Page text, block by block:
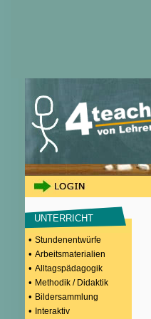
UNTERRICHT
• Stundenentwürfe
• Arbeitsmaterialien
• Alltagspädagogik
• Methodik / Didaktik
• Bildersammlung
• Interaktiv